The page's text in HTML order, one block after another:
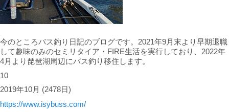
今のところバス釣り日記のブログです。2021年9月末より早期退職
して趣味のみのセミリタイア・FIRE生活を実行しており、2022年
4月より琵琶湖周辺にバス釣り移住します。
10
2019年10月 (2478日)
https://www.isybuss.com/